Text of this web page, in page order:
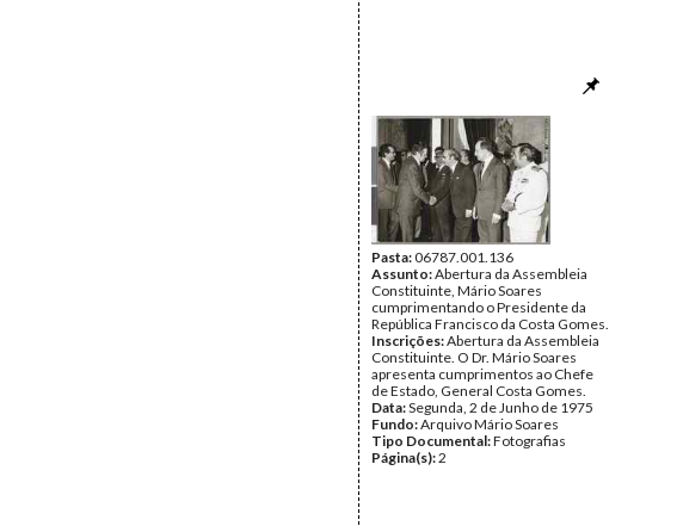
Pasta:06787.001.136
Assunto:Abertura da Assembleia
Constituinte, Mário Soares
cumprimentando o Presidente da
República Francisco da Costa Gomes.
Inscrições:Abertura da Assembleia
Constituinte. O Dr. Mário Soares
apresenta cumprimentos ao Chefe
de Estado, General Costa Gomes.
Data:Segunda, 2 de Junho de 1975
Fundo:Arquivo Mário Soares
Tipo Documental:Fotografias
Página(s):2